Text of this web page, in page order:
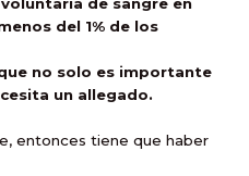
del 1% de los
no solo es importante
un allegado.
entonces tiene que haber